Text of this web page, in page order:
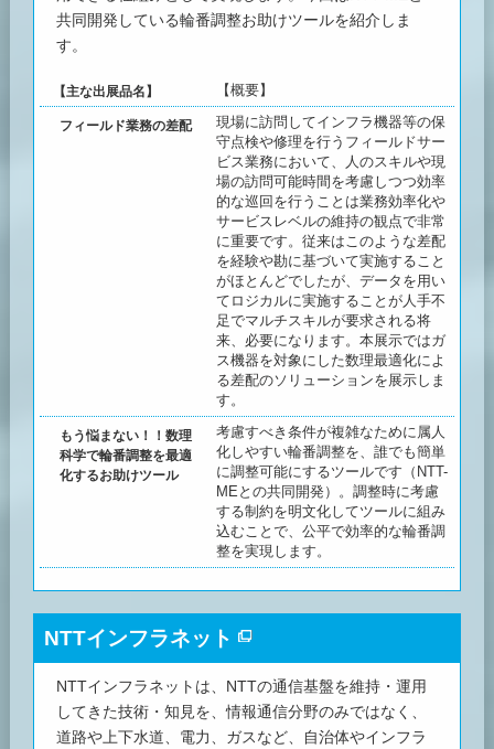
共同開発している輪番調整お助けツールを紹介しま
す。
【主な出展品名】 【概要】
フィールド業務の差配
現場に訪問してインフラ機器等の保
守点検や修理を行うフィールドサー
ビス業務において、人のスキルや現
場の訪問可能時間を考慮しつつ効率
的な巡回を行うことは業務効率化や
サービスレベルの維持の観点で非常
に重要です。従来はこのような差配
を経験や勘に基づいて実施すること
がほとんどでしたが、データを用い
てロジカルに実施することが人手不
足でマルチスキルが要求される将
来、必要になります。本展示ではガ
ス機器を対象にした数理最適化によ
る差配のソリューションを展示しま
す。
もう悩まない！！数理
科学で輪番調整を最適
化するお助けツール
考慮すべき条件が複雑なために属人
化しやすい輪番調整を、誰でも簡単
に調整可能にするツールです（NTT-
MEとの共同開発）。調整時に考慮
する制約を明文化してツールに組み
込むことで、公平で効率的な輪番調
整を実現します。
NTTインフラネット
NTTインフラネットは、NTTの通信基盤を維持・運用
してきた技術・知見を、情報通信分野のみではなく、
道路や上下水道、電力、ガスなど、自治体やインフラ